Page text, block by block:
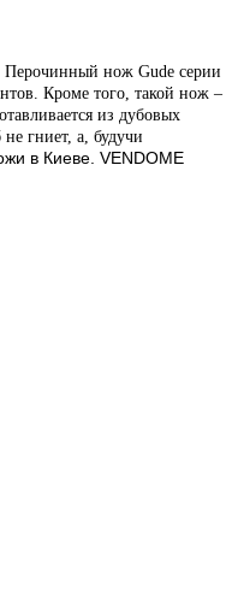
Перочинный нож Gude серии
Кроме того, такой нож –
из дубовых
гниет, а, будучи
в Киеве. VENDOME